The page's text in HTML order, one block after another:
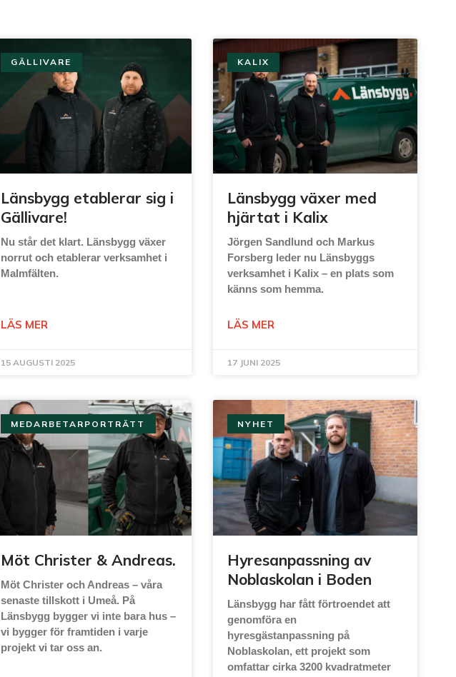
GÄLLIVARE
Länsbygg etablerar sig i
Gällivare!
Nu står det klart. Länsbygg växer
norrut och etablerar verksamhet i
Malmfälten.
LÄS MER
15 AUGUSTI 2025
KALIX
Länsbygg växer med
hjärtat i Kalix
Jörgen Sandlund och Markus
Forsberg leder nu Länsbyggs
verksamhet i Kalix – en plats som
känns som hemma.
LÄS MER
17 JUNI 2025
MEDARBETARPORTRÄTT
Möt Christer & Andreas.
Möt Christer och Andreas – våra
senaste tillskott i Umeå. På
Länsbygg bygger vi inte bara hus –
vi bygger för framtiden i varje
projekt vi tar oss an.
NYHET
Hyresanpassning av
Noblaskolan i Boden
Länsbygg har fått förtroendet att
genomföra en
hyresgästanpassning på
Noblaskolan, ett projekt som
omfattar cirka 3200 kvadratmeter